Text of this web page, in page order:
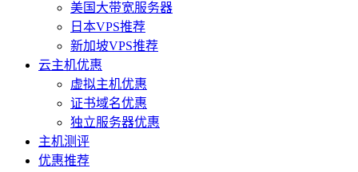
美国大带宽服务器
日本VPS推荐
新加坡VPS推荐
云主机优惠
虚拟主机优惠
证书域名优惠
独立服务器优惠
主机测评
优惠推荐